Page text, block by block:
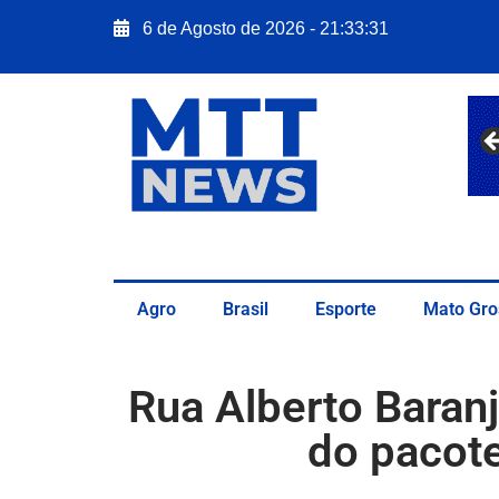
6 de Agosto de 2026 - 21:33:32
Agro Brasil Esporte Mato
Rua Alberto
do